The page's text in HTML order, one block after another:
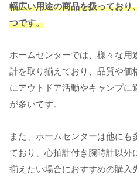
幅広い用途の商品を扱っており
つです。
ホームセンターでは、様々な用
計を取り揃えており、品質や価
にアウトドア活動やキャンプに
が多いです。
また、ホームセンターは他にも
ており、心拍計付き腕時計以外
揃えたい場合におすすめの購入